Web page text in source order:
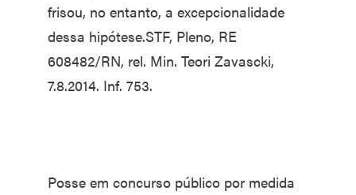
frisou, no entanto, a excepcionalidade
dessa hipótese.STF, Pleno, RE
608482/RN, rel. Min. Teori Zavascki,
7.8.2014. Inf. 753.
Posse em concurso público por medida